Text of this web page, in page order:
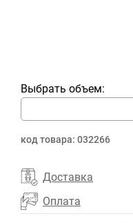
Выбрать объем:
код товара: 032266
Доставка
Оплата